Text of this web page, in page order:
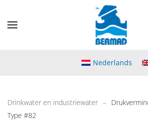
Nederlands
Drinkwater en industriewater
Type #82